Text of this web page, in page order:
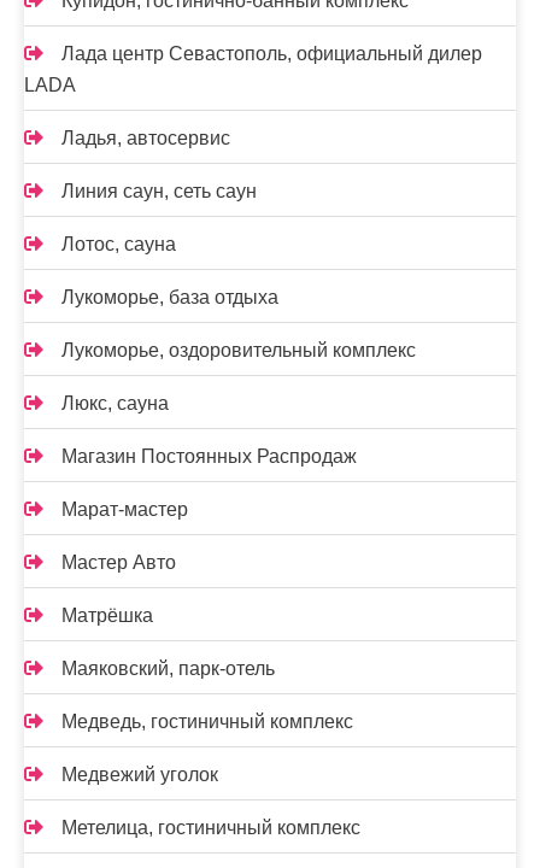
Лада центр Севастополь, официальный дилер
LADA
Ладья, автосервис
Линия саун, сеть саун
Лотос, сауна
Лукоморье, база отдыха
Лукоморье, оздоровительный комплекс
Люкс, сауна
Магазин Постоянных Распродаж
Марат-мастер
Мастер Авто
Матрёшка
Маяковский, парк-отель
Медведь, гостиничный комплекс
Медвежий уголок
Метелица, гостиничный комплекс